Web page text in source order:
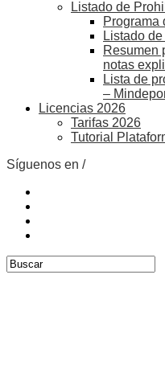
Listado de
Programa
Listado
Resumen
notas
Lista de
–
Licencias 2026
Tarifas 2026
Tutorial
Síguenos en /